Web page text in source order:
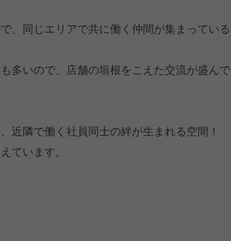
、同じエリアで共に働く仲間が集まっている
多いので、店舗の垣根をこえた交流が盛んで
近隣で働く社員同士の絆が生まれる空間！
ています。